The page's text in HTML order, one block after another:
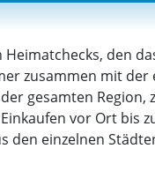
den
zusammen mit
gesamten Region,
vor Ort bis
den einzelnen